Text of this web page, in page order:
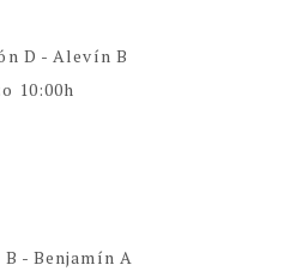
D - Alevín B
10:00h
B - Benjamín A